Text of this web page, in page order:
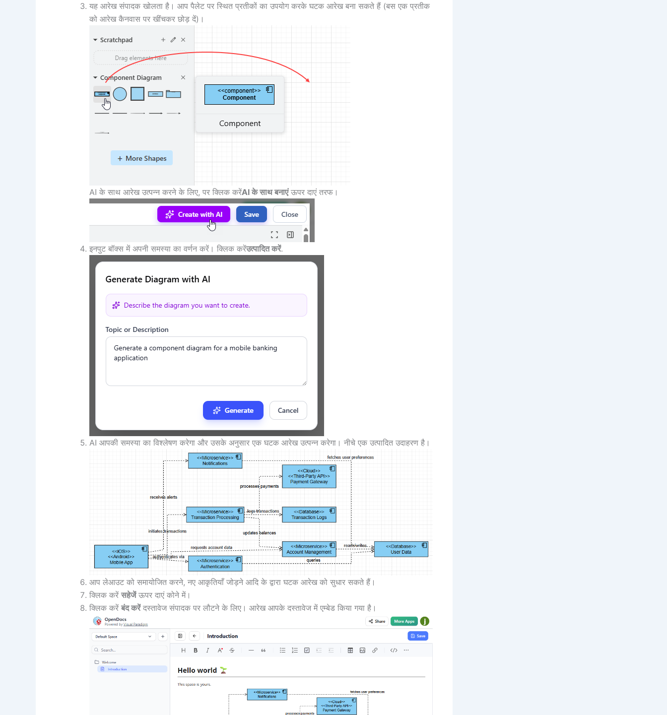
यह आरेख संपादक खोलता है। आप पैलेट पर स्थित प्रतीकों का उपयोग करके घटक आरेख बना सकते हैं (बस एक प्रतीक
को आरेख कैनवास पर खींचकर छोड़ दें)।
AI के साथ आरेख उत्पन्न करने के लिए, पर क्लिक करेंAI के साथ बनाएंऊपर दाएं तरफ।
इनपुट बॉक्स में अपनी समस्या का वर्णन करें। क्लिक करेंउत्पादित करें.
AI आपकी समस्या का विश्लेषण करेगा और उसके अनुसार एक घटक आरेख उत्पन्न करेगा। नीचे एक उत्पादित उदाहरण है।
आप लेआउट को समायोजित करने, नए आकृतियाँ जोड़ने आदि के द्वारा घटक आरेख को सुधार सकते हैं।
क्लिक करें सहेजेंऊपर दाएं कोने में।
क्लिक करें बंद करेंदस्तावेज संपादक पर लौटने के लिए। आरेख आपके दस्तावेज में एम्बेड किया गया है।